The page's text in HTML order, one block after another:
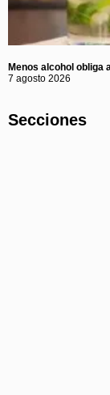
Menos alcohol
7 agosto 2026
Secciones